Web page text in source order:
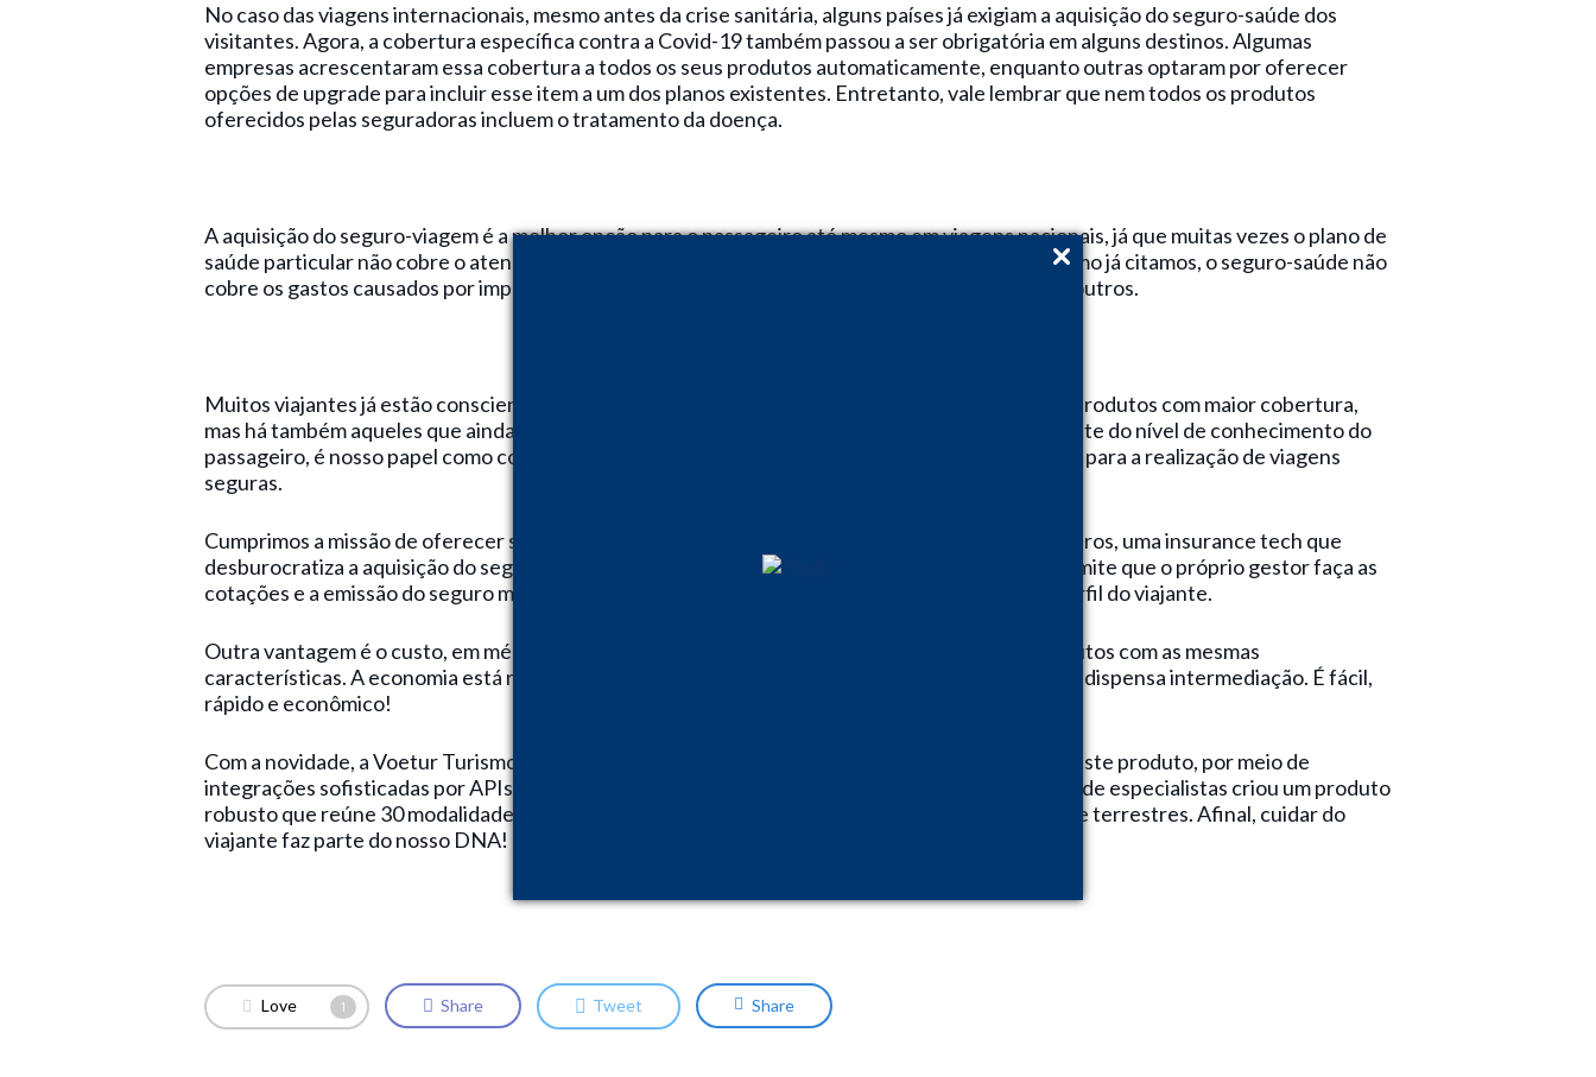
No caso das viagens internacionais, mesmo antes da crise sanitária, alguns países já exigiam a aquisição do seguro-saúde dos
visitantes. Agora, a cobertura específica contra a Covid-19 também passou a ser obrigatória em alguns destinos. Algumas
empresas acrescentaram essa cobertura a todos os seus produtos automaticamente, enquanto outras optaram por oferecer
opções de upgrade para incluir esse item a um dos planos existentes. Entretanto, vale lembrar que nem todos os produtos
oferecidos pelas seguradoras incluem o tratamento da doença.
A aquisição do seguro-viagem é a melhor opção para o passageiro até mesmo em viagens nacionais, já que muitas vezes o plano de
saúde particular não cobre o atendimento médico em outras cidades ou estados. Além disso, como já citamos, o seguro-saúde não
cobre os gastos causados por imprevistos relacionados à viagem, como extravio de bagagens e outros.
Muitos viajantes já estão conscientes sobre a importância do seguro-viagem e estão buscando produtos com maior cobertura,
mas há também aqueles que ainda não estão tão atualizados sobre o assunto. Independentemente do nível de conhecimento do
passageiro, é nosso papel como consultores oferecer toda a informação e assessoria necessária para a realização de viagens
seguras.
Cumprimos a missão de oferecer soluções completas com o lançamento recente da Voetur Seguros, uma insurance tech que
desburocratiza a aquisição do seguro-viagem. A integração à plataforma da Voetur Turismo permite que o próprio gestor faça as
cotações e a emissão do seguro mais adequado, combinando as características do roteiro e o perfil do viajante.
Outra vantagem é o custo, em média 40% abaixo do que é praticado por outros players em produtos com as mesmas
características. A economia está relacionada ao modelo de negócios, com estrutura enxuta, que dispensa intermediação. É fácil,
rápido e econômico!
Com a novidade, a Voetur Turismo torna-se a primeira agência brasileira a verticalizar a venda deste produto, por meio de
integrações sofisticadas por APIs que oferecem agilidade e segurança ao processo. Nosso time de especialistas criou um produto
robusto que reúne 30 modalidades de coberturas e assistências para viagens aéreas, marítimas e terrestres. Afinal, cuidar do
viajante faz parte do nosso DNA!
Love 1 Share Tweet Share